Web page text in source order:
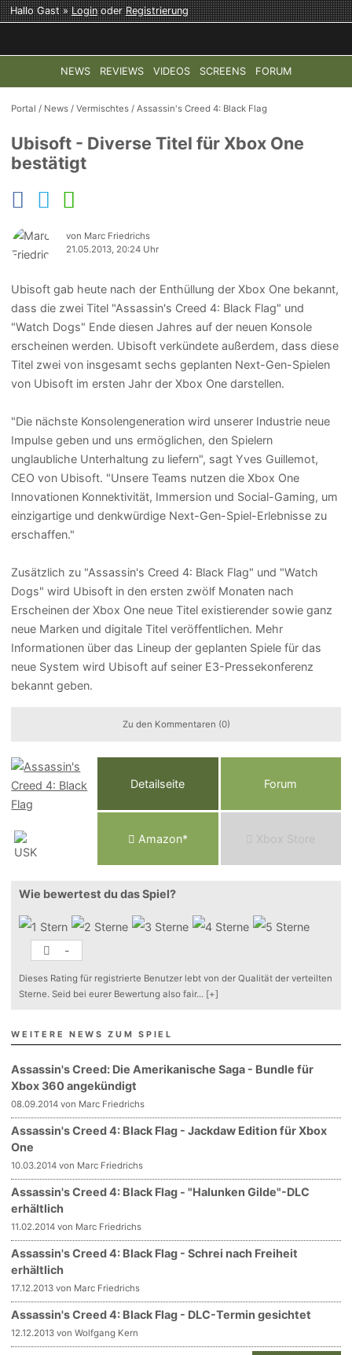
Hallo Gast »LoginoderRegistrierung
NEWS REVIEWS VIDEOS SCREENS FORUM
TOP-THEMEN: COD: MODERN WARFARE 4 HALO:
Portal / News /Vermischtes /Assassin's Creed 4: Black Flag
Ubisoft - Diverse Titel für Xbox One
bestätigt
von Marc Friedrichs
21.05.2013, 20:24 Uhr
Ubisoft gab heute nach der Enthüllung der Xbox One bekannt,
dass die zwei Titel "Assassin's Creed 4: Black Flag" und
"Watch Dogs" Ende diesen Jahres auf der neuen Konsole
erscheinen werden. Ubisoft verkündete außerdem, dass diese
Titel zwei von insgesamt sechs geplanten Next-Gen-Spielen
von Ubisoft im ersten Jahr der Xbox One darstellen.
"Die nächste Konsolengeneration wird unserer Industrie neue
Impulse geben und uns ermöglichen, den Spielern
unglaubliche Unterhaltung zu liefern", sagt Yves Guillemot,
CEO von Ubisoft. "Unsere Teams nutzen die Xbox One
Innovationen Konnektivität, Immersion und Social-Gaming, um
einzigartige und denkwürdige Next-Gen-Spiel-Erlebnisse zu
erschaffen."
Zusätzlich zu "Assassin's Creed 4: Black Flag" und "Watch
Dogs" wird Ubisoft in den ersten zwölf Monaten nach
Erscheinen der Xbox One neue Titel existierender sowie ganz
neue Marken und digitale Titel veröffentlichen. Mehr
Informationen über das Lineup der geplanten Spiele für das
neue System wird Ubisoft auf seiner E3-Pressekonferenz
bekannt geben.
Zu den Kommentaren (0)
Detailseite Forum
Amazon* Xbox Store
Wie bewertest du das Spiel?
-
Dieses Rating für registrierte Benutzer lebt von der Qualität der verteilten
Sterne. Seid bei eurer Bewertung also fair... [+]
WEITERE NEWS ZUM SPIEL
Assassin's Creed: Die Amerikanische Saga - Bundle für
Xbox 360 angekündigt
08.09.2014 von Marc Friedrichs
Assassin's Creed 4: Black Flag - Jackdaw Edition für Xbox
One
10.03.2014 von Marc Friedrichs
Assassin's Creed 4: Black Flag - "Halunken Gilde"-DLC
erhältlich
11.02.2014 von Marc Friedrichs
Assassin's Creed 4: Black Flag - Schrei nach Freiheit
erhältlich
17.12.2013 von Marc Friedrichs
Assassin's Creed 4: Black Flag - DLC-Termin gesichtet
12.12.2013 von Wolfgang Kern